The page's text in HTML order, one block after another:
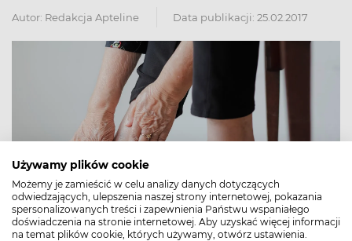
Używamy plików cookie
Możemy je zamieścić w celu analizy danych dotyczących
odwiedzających, ulepszenia naszej strony internetowej, pokazania
spersonalizowanych treści i zapewnienia Państwu wspaniałego
doświadczenia na stronie internetowej. Aby uzyskać więcej informacji
na temat plików cookie, których używamy, otwórz ustawienia.
Autor: Redakcja Apteline Data publikacji: 25.02.2017